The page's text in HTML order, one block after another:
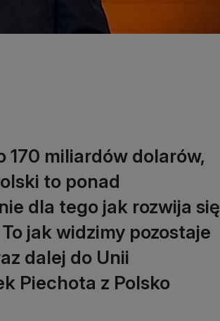
miliardów dolarów,
to ponad
dla tego jak rozwija się
jak widzimy pozostaje
dalej do Unii
Piechota z Polsko